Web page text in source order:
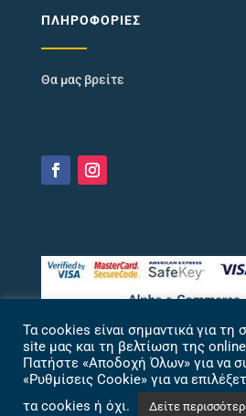
ΠΛΗΡΟΦΟΡΊΕΣ
Θα μας βρείτε
Τα cookies είναι σημαντικά για τη
site μας και τη βελτίωση της
Πατήστε «Αποδοχή Όλων» για να
«Ρυθμίσεις Cookie» για να
τα cookies ή όχι.
Δείτε